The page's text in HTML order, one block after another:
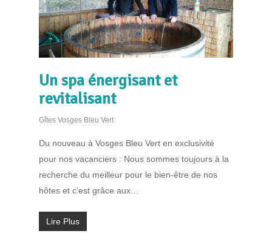
Un spa énergisant et
revitalisant
Gîtes Vosges Bleu Vert
Du nouveau à Vosges Bleu Vert en exclusivité
pour nos vacanciers : Nous sommes toujours à la
recherche du meilleur pour le bien-être de nos
hôtes et c’est grâce aux…
Lire Plus